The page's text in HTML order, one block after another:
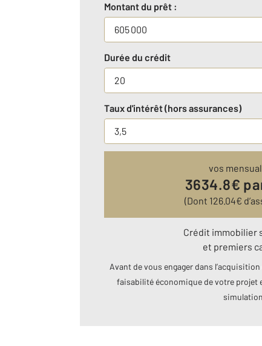
Montant du prêt :
Durée du crédit
Taux d'intérêt (hors assurances)
vos
3634.8€
(Dont 126.04€
Crédit immobilier
et premiers
Avant de vous engager dans
faisabilité économique de votre projet
simulation